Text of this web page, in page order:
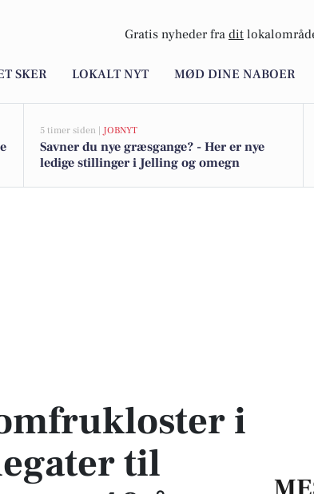
Gratis nyheder fra dit
SKER LOKALT NYT MØD DINE NABOER
5 timer siden | JOBNYT
Savner du nye græsgange? - Her er nye
ledige stillinger i Jelling og omegn
til enlige kvinder over 40 år
i
til